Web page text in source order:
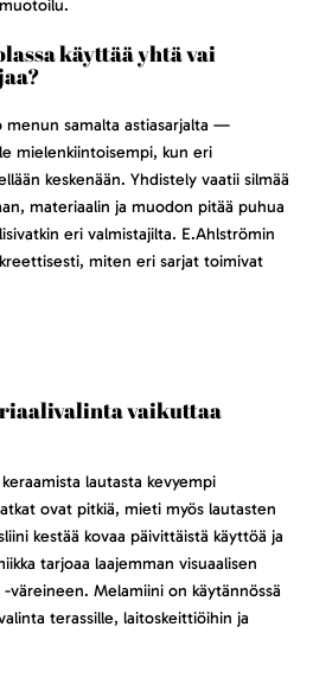
käyttää yhtä vai
menun samalta astiasarjalta —
mielenkiintoisempi, kun eri
keskenään. Yhdistely vaatii silmää
materiaalin ja muodon pitää puhua
eri valmistajilta. E.Ahlströmin
miten eri sarjat toimivat
vaikuttaa
lautasta kevyempi
ovat pitkiä, mieti myös lautasten
kestää kovaa päivittäistä käyttöä ja
tarjoaa laajemman visuaalisen
väreineen. Melamiini on käytännössä
terassille, laitoskeittiöihin ja